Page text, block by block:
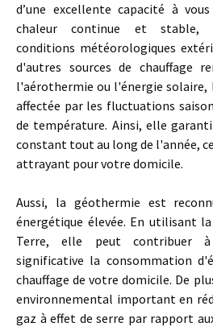
d’une excellente capacité à
chaleur continue et stable,
conditions météorologiques
d'autres sources de chauffage
l'aérothermie ou l'énergie
affectée par les fluctuations
de température. Ainsi, elle
constant tout au long de l'année,
attrayant pour votre domicile.
Aussi, la géothermie est
énergétique élevée. En utilisant
Terre, elle peut contribuer
significative la consommation
chauffage de votre domicile. De
environnemental important en
gaz à effet de serre par rapport